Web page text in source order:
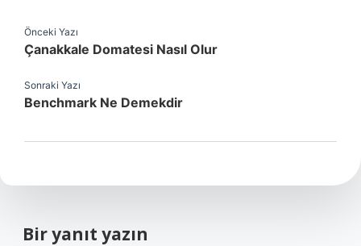
Önceki Yazı
Çanakkale Domatesi Nasıl Olur
Sonraki Yazı
Benchmark Ne Demekdir
Bir yanıt yazın